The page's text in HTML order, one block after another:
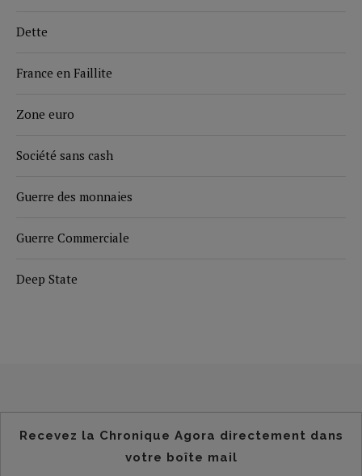
Dette
France en Faillite
Zone euro
Société sans cash
Guerre des monnaies
Guerre Commerciale
Deep State
Recevez la Chronique Agora directement dans
votre boîte mail